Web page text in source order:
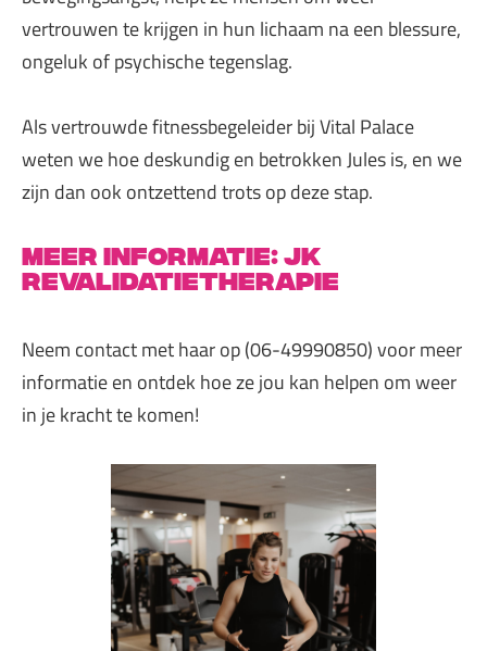
vertrouwen te krijgen in hun lichaam na een blessure,
ongeluk of psychische tegenslag.
Als vertrouwde fitnessbegeleider bij Vital Palace
weten we hoe deskundig en betrokken Jules is, en we
zijn dan ook ontzettend trots op deze stap.
meer informatie: JK
Revalidatietherapie
Neem contact met haar op (06-49990850) voor meer
informatie en ontdek hoe ze jou kan helpen om weer
in je kracht te komen!